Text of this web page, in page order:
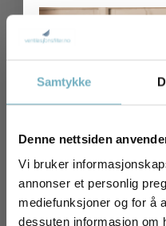
Samtykke
Denne nettsiden
Vi bruker
annonser et personlig
mediefunksjoner og for å
dessuten informasjon om
498,-
Karakter: 5.0